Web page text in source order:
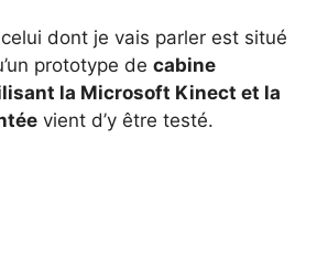
dont je vais parler est situé
prototype de cabine
la Microsoft Kinect et la
vient d’y être testé.